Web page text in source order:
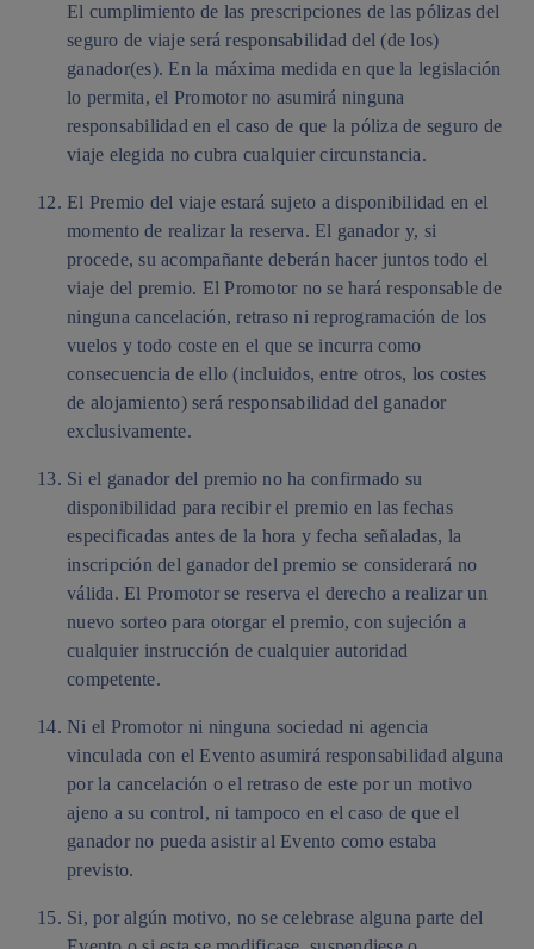
El cumplimiento de las prescripciones de las pólizas del
seguro de viaje será responsabilidad del (de los)
ganador(es). En la máxima medida en que la legislación
lo permita, el Promotor no asumirá ninguna
responsabilidad en el caso de que la póliza de seguro de
viaje elegida no cubra cualquier circunstancia.
El Premio del viaje estará sujeto a disponibilidad en el
momento de realizar la reserva. El ganador y, si
procede, su acompañante deberán hacer juntos todo el
viaje del premio. El Promotor no se hará responsable de
ninguna cancelación, retraso ni reprogramación de los
vuelos y todo coste en el que se incurra como
consecuencia de ello (incluidos, entre otros, los costes
de alojamiento) será responsabilidad del ganador
exclusivamente.
Si el ganador del premio no ha confirmado su
disponibilidad para recibir el premio en las fechas
especificadas antes de la hora y fecha señaladas, la
inscripción del ganador del premio se considerará no
válida. El Promotor se reserva el derecho a realizar un
nuevo sorteo para otorgar el premio, con sujeción a
cualquier instrucción de cualquier autoridad
competente.
Ni el Promotor ni ninguna sociedad ni agencia
vinculada con el Evento asumirá responsabilidad alguna
por la cancelación o el retraso de este por un motivo
ajeno a su control, ni tampoco en el caso de que el
ganador no pueda asistir al Evento como estaba
previsto.
Si, por algún motivo, no se celebrase alguna parte del